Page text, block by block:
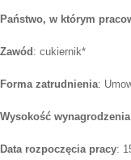
Państwo, w którym
Zawód : cukiernik*
Forma zatrudnienia:
Wysokość
Data rozpoczęcia pracy: